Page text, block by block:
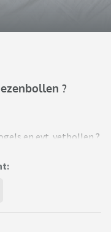
?
en evt. vetbollen ?
dat de vogels er
omdat ze aan het
ook enorm veel